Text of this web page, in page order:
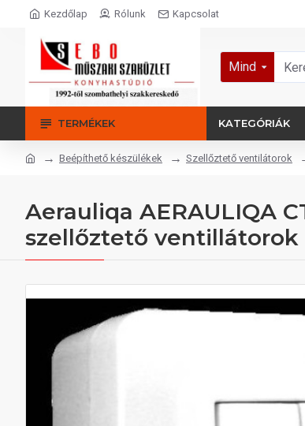
Kezdőlap Rólunk Kapcsolat
Mind
TERMÉKEK KATEGÓRIÁK
Beépíthető készülékek Szellőztető ventilátorok
Aerauliqa AERAULIQA
szellőztető ventillátorok